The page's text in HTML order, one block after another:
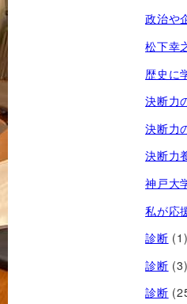
政治や
松下幸
歴史に
決断力
決断力
決断力
神戸大
私が応
診断 (1)
診断 (3)
診断